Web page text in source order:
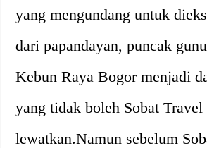
yang mengundang untuk
dari papandayan, puncak
Kebun Raya Bogor menjadi
yang tidak boleh Sobat Travel
lewatkan.Namun sebelum